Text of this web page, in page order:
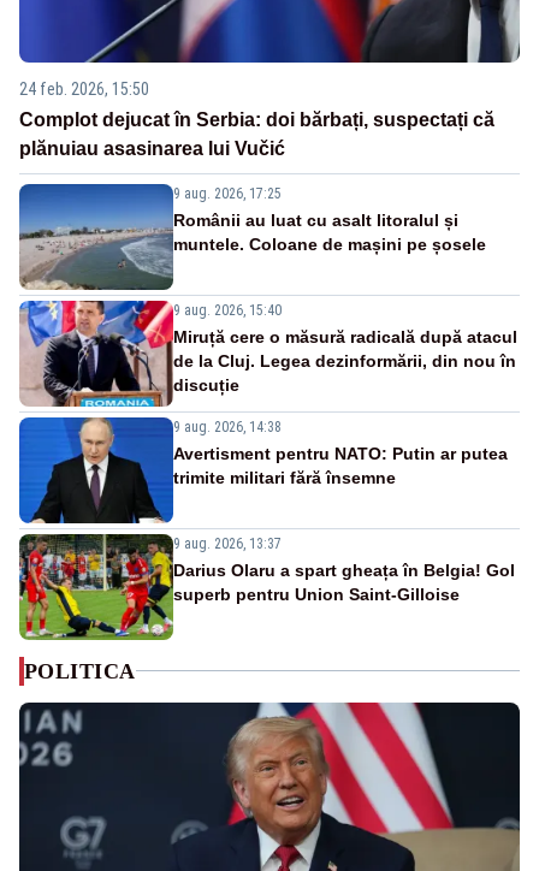
24 feb. 2026, 15:50
Complot dejucat în Serbia: doi bărbați, suspectați că
plănuiau asasinarea lui Vučić
9 aug. 2026, 17:25
Românii au luat cu asalt litoralul și
muntele. Coloane de mașini pe șosele
9 aug. 2026, 15:40
Miruță cere o măsură radicală după atacul
de la Cluj. Legea dezinformării, din nou în
discuție
9 aug. 2026, 14:38
Avertisment pentru NATO: Putin ar putea
trimite militari fără însemne
9 aug. 2026, 13:37
Darius Olaru a spart gheața în Belgia! Gol
superb pentru Union Saint-Gilloise
POLITICA